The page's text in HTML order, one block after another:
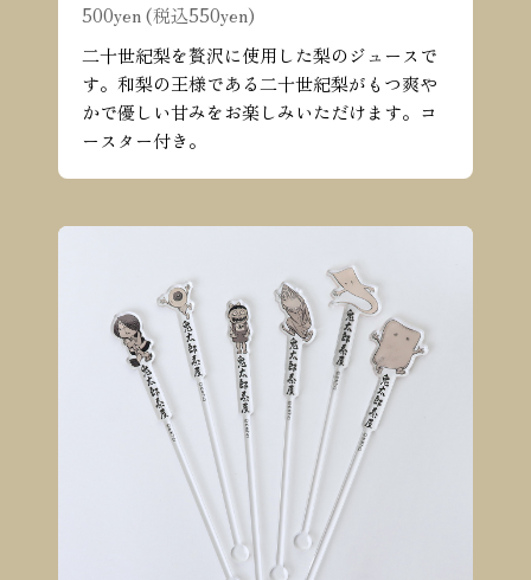
500yen (税込550yen)
二十世紀梨を贅沢に使用した梨のジュースで
す。和梨の王様である二十世紀梨がもつ爽や
かで優しい甘みをお楽しみいただけます。コ
ースター付き。